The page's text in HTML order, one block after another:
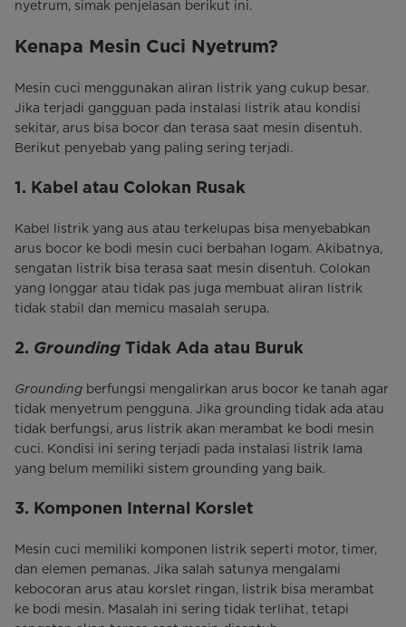
nyetrum, simak penjelasan berikut ini.
Kenapa Mesin Cuci Nyetrum?
Mesin cuci menggunakan aliran listrik yang cukup besar.
Jika terjadi gangguan pada instalasi listrik atau kondisi
sekitar, arus bisa bocor dan terasa saat mesin disentuh.
Berikut penyebab yang paling sering terjadi.
1. Kabel atau Colokan Rusak
Kabel listrik yang aus atau terkelupas bisa menyebabkan
arus bocor ke bodi mesin cuci berbahan logam. Akibatnya,
sengatan listrik bisa terasa saat mesin disentuh. Colokan
yang longgar atau tidak pas juga membuat aliran listrik
tidak stabil dan memicu masalah serupa.
2. Grounding Tidak Ada atau Buruk
Grounding berfungsi mengalirkan arus bocor ke tanah agar
tidak menyetrum pengguna. Jika grounding tidak ada atau
tidak berfungsi, arus listrik akan merambat ke bodi mesin
cuci. Kondisi ini sering terjadi pada instalasi listrik lama
yang belum memiliki sistem grounding yang baik.
3. Komponen Internal Korslet
Mesin cuci memiliki komponen listrik seperti motor, timer,
dan elemen pemanas. Jika salah satunya mengalami
kebocoran arus atau korslet ringan, listrik bisa merambat
ke bodi mesin. Masalah ini sering tidak terlihat, tetapi